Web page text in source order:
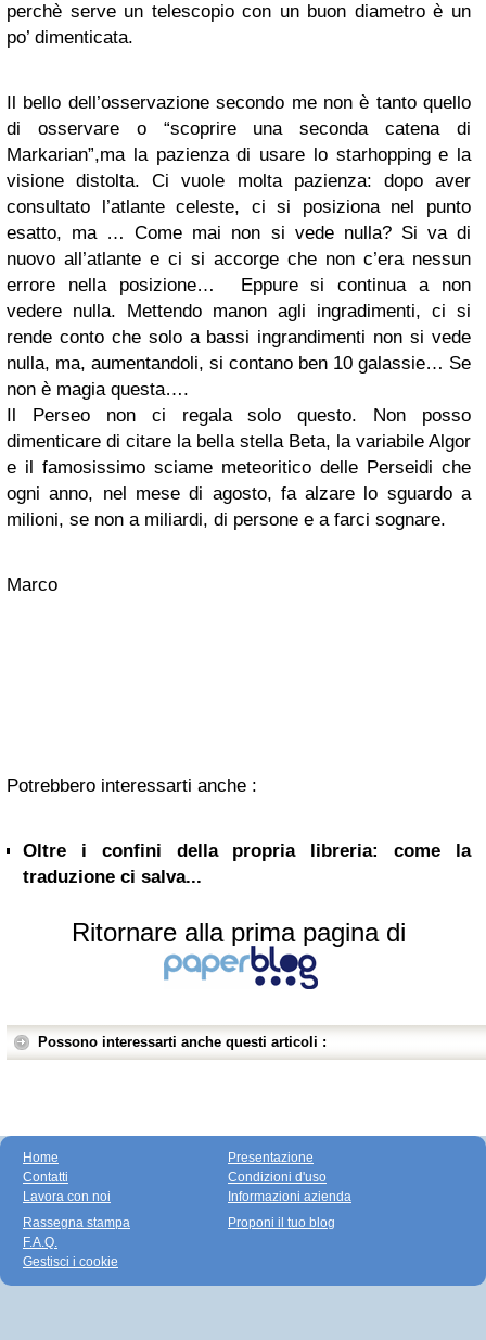
perchè serve un telescopio con un buon diametro è un
po’ dimenticata.
Il bello dell’osservazione secondo me non è tanto quello
di osservare o “scoprire una seconda catena di
Markarian”,ma la pazienza di usare lo starhopping e la
visione distolta. Ci vuole molta pazienza: dopo aver
consultato l’atlante celeste, ci si posiziona nel punto
esatto, ma … Come mai non si vede nulla? Si va di
nuovo all’atlante e ci si accorge che non c’era nessun
errore nella posizione… Eppure si continua a non
vedere nulla. Mettendo manon agli ingradimenti, ci si
rende conto che solo a bassi ingrandimenti non si vede
nulla, ma, aumentandoli, si contano ben 10 galassie… Se
non è magia questa….
Il Perseo non ci regala solo questo. Non posso
dimenticare di citare la bella stella Beta, la variabile Algor
e il famosissimo sciame meteoritico delle Perseidi che
ogni anno, nel mese di agosto, fa alzare lo sguardo a
milioni, se non a miliardi, di persone e a farci sognare.
Marco
Potrebbero interessarti anche :
Oltre i confini della propria libreria: come la
traduzione ci salva...
Ritornare alla prima pagina di
Possono interessarti anche questi articoli :
Home
Contatti
Lavora con noi
Presentazione
Condizioni d'uso
Informazioni azienda
Rassegna stampa
F.A.Q.
Gestisci i cookie
Proponi il tuo blog